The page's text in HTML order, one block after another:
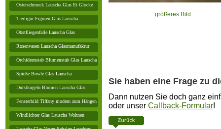
größeres Bild...
Sie haben eine Frage zu
Dann nutzen Sie doch ganz
oder unser Callback-Formular!
Osterschmuck Lauscha Glas Ei Glocke
Tierfigur Figuren Glas Lauscha
Obstfliegenfalle Lauscha Glas
Rosenvasen Lauscha Glasmanufaktur
Orchideenstab Blumenstab Glas Lauscha
Spieße Bowle Glas Lauscha
Durstkugeln Blumen Lauscha Glas
Fensterbild Tiffany modern zum Hängen
Windlichter Glas Lauscha Wohnen